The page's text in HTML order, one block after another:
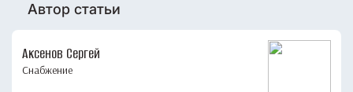
Автор статьи
Аксенов Сергей
Снабжение